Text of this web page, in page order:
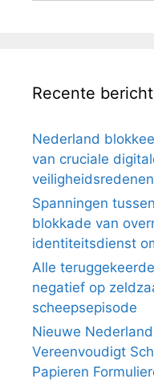
Recente
Nederland
van cruciale
veiligheidsredenen
Spanningen
blokkade van
identiteitsdienst
Alle
negatief op
scheepsepisode
Nieuwe
Vereenvoudigt
Papieren